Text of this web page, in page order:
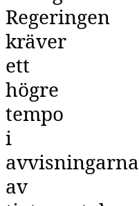
Regeringen
kräver
ett
högre
tempo
i
avvisningarna
av